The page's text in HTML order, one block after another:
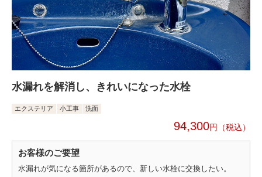
水漏れを解消し、きれいになった水栓
エクステリア 小工事 洗面
94,300円
お客様のご要望
水漏れが気になる箇所があるので、新しい水栓に交換したい。